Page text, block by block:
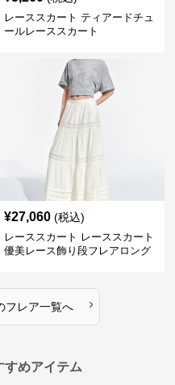
レーススカート ティアードチュ
ールレーススカート
¥27,060 (税込)
レーススカート レーススカート
優美レース飾り段フレアロング
フレア一覧へ ›
すめアイテム